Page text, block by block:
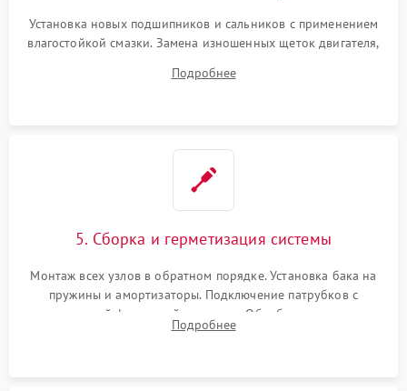
Установка новых подшипников и сальников с применением
влагостойкой смазки. Замена изношенных щеток двигателя,
или поврежденной резиновой манжеты.
Подробнее
5. Сборка и герметизация системы
Монтаж всех узлов в обратном порядке. Установка бака на
пружины и амортизаторы. Подключение патрубков с
надежной фиксацией хомутами. Обработка стыков
герметиком для предотвращения возможных протечек воды.
Подробнее